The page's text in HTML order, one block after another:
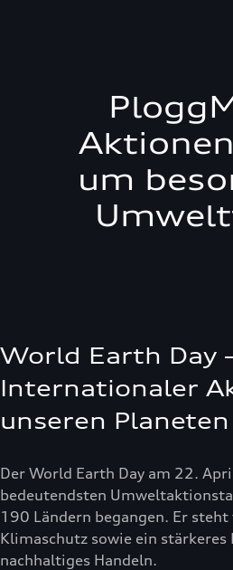
um
World Earth Day
Internationaler
unseren Planeten
Der World Earth Day am 22.
bedeutendsten
190 Ländern begangen. Er
Klimaschutz sowie ein stärkeres
nachhaltiges Handeln.